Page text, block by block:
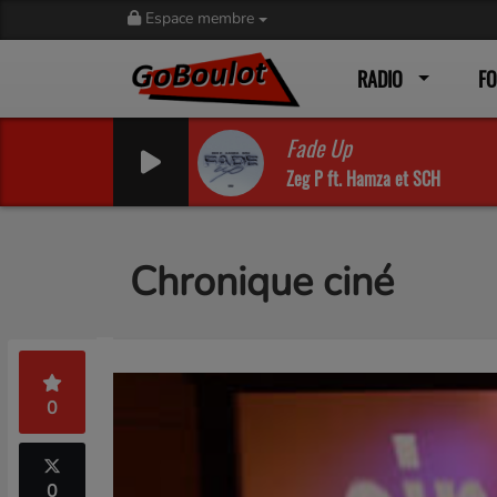
Espace membre
RADIO
Fade Up
Zeg P ft. Hamza et SCH
Chronique ciné
0
0